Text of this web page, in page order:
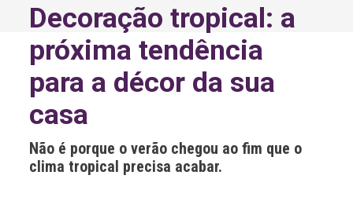
n
i
v
e
:
Decoração tropical: a
próxima tendência
para a décor da sua
casa
Não é porque o verão chegou ao fim que o
clima tropical precisa acabar.